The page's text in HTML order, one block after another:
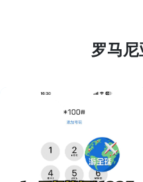
罗马